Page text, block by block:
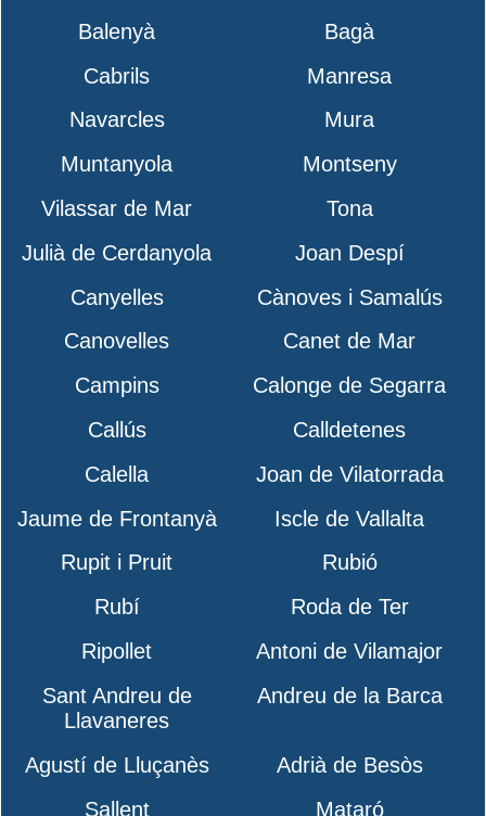
Balenyà
Bagà
Cabrils
Manresa
Navarcles
Mura
Muntanyola
Montseny
Vilassar de Mar
Tona
Julià de Cerdanyola
Joan Despí
Canyelles
Cànoves i Samalús
Canovelles
Canet de Mar
Campins
Calonge de Segarra
Callús
Calldetenes
Calella
Joan de Vilatorrada
Jaume de Frontanyà
Iscle de Vallalta
Rupit i Pruit
Rubió
Rubí
Roda de Ter
Ripollet
Antoni de Vilamajor
Sant Andreu de
Llavaneres
Andreu de la Barca
Agustí de Lluçanès
Adrià de Besòs
Sallent
Mataró